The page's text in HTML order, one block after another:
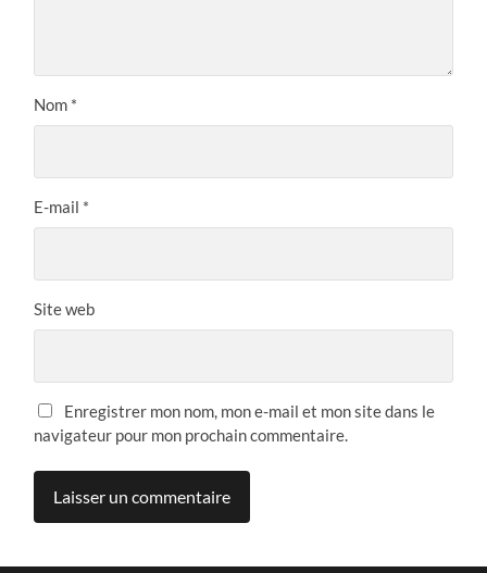
Nom *
E-mail *
Site web
Enregistrer mon nom, mon e-mail et mon site dans le
navigateur pour mon prochain commentaire.